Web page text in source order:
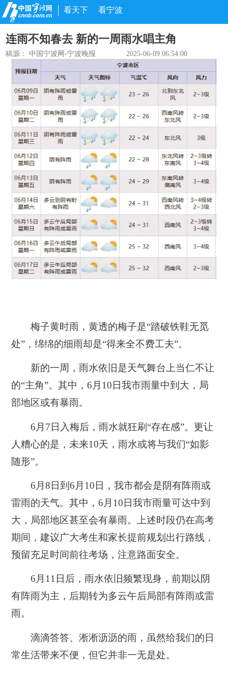
看天下 看宁波
连雨不知春去 新的一周雨水唱主角
稿源：中国宁波网-宁波晚报 2025-06-09 06:54:00
梅子黄时雨，黄透的梅子是“踏破铁鞋无觅
处”，绵绵的细雨却是“得来全不费工夫”。
新的一周，雨水依旧是天气舞台上当仁不让
的“主角”。其中，6月10日我市雨量中到大，局
部地区或有暴雨。
6月7日入梅后，雨水就狂刷“存在感”。更让
人糟心的是，未来10天，雨水或将与我们“如影
随形”。
6月8日到6月10日，我市都会是阴有阵雨或
雷雨的天气。其中，6月10日我市雨量可达中到
大，局部地区甚至会有暴雨。上述时段仍在高考
期间，建议广大考生和家长提前规划出行路线，
预留充足时间前往考场，注意路面安全。
6月11日后，雨水依旧频繁现身，前期以阴
有阵雨为主，后期转为多云午后局部有阵雨或雷
雨。
滴滴答答、淅淅沥沥的雨，虽然给我们的日
常生活带来不便，但它并非一无是处。